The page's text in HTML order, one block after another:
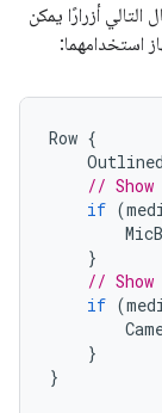
التالي أزرارًا يمكن
استخدامهما:
Row {
//
if (
}
// Show
if (
}
}